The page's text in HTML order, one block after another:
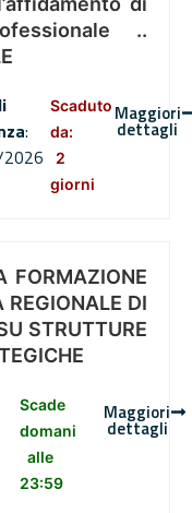
..
:
Scaduto
da:
2
giorni
Maggiori
dettagli
FORMAZIONE
REGIONALE DI
STRUTTURE
Scade
domani
alle
23:59
Maggiori
dettagli